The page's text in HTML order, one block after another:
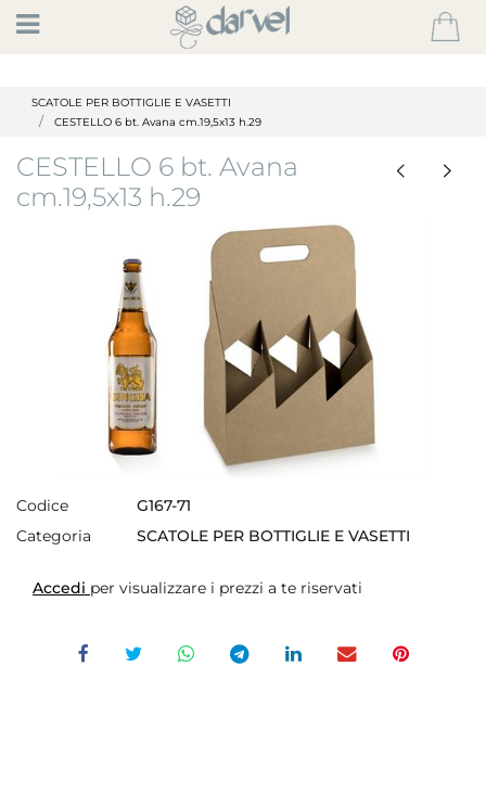
Open
SCATOLE PER BOTTIGLIE E VASETTI
CESTELLO 6 bt. Avana cm.19,5x13 h.29
CESTELLO 6 bt. Avana
cm.19,5x13 h.29
Codice
G167-71
Categoria
SCATOLE PER BOTTIGLIE E VASETTI
Accedi per visualizzare i prezzi a te riservati